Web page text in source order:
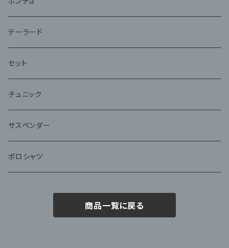
テーラード
セット
チュニック
サスペンダー
ポロシャツ
商品一覧に戻る